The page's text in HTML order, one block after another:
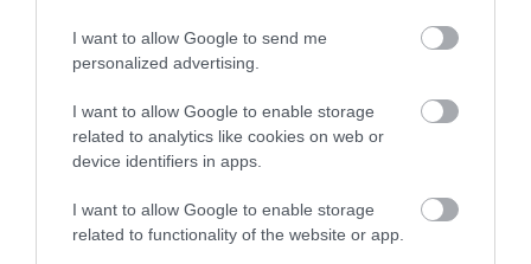
I want to allow Google to send me
personalized advertising.
I want to allow Google to enable storage
related to analytics like cookies on web or
device identifiers in apps.
I want to allow Google to enable storage
related to functionality of the website or app.
Δούλεψε, σπούδασε, δημιούργησε: Kάνε
τα πάντα χωρίς να ξοδέψεις με το
01.08.2026 | 16:20